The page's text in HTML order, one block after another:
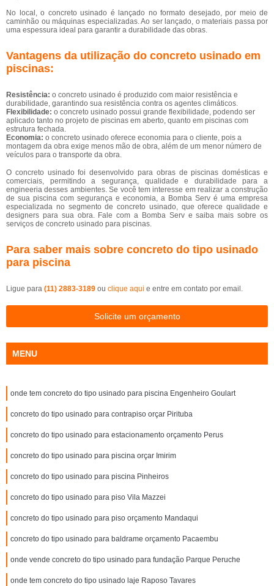
No local, o concreto usinado é lançado no formato desejado, por meio de
caminhão ou máquinas especializadas. Ao ser lançado, o materiais passa por
uma espessura ideal para garantir a durabilidade das obras.
Vantagens da utilização do concreto usinado em
piscinas:
Resistência: o concreto usinado é produzido com maior resistência e
durabilidade, garantindo sua resistência contra os agentes climáticos.
Flexibilidade: o concreto usinado possui grande flexibilidade, podendo ser
aplicado tanto no projeto de piscinas em aberto, quanto em piscinas com
estrutura fechada.
Economia: o concreto usinado oferece economia para o cliente, pois a
montagem da obra exige menos mão de obra, além de um menor número de
veículos para o transporte da obra.
O concreto usinado foi desenvolvido para obras de piscinas domésticas e
comerciais, permitindo a segurança, qualidade e durabilidade para a
engineeria desses ambientes. Se você tem interesse em realizar a construção
de sua piscina com segurança e economia, a Bomba Serv é uma empresa
especializada no segmento de concreto usinado, que oferece qualidade e
designers para sua obra. Fale com a Bomba Serv e saiba mais sobre os
serviços de concreto usinado para piscinas.
Para saber mais sobre concreto do tipo usinado
para piscina
Ligue para (11) 2883-3189 ou clique aqui e entre em contato por email.
Solicite um orçamento
MENU
onde tem concreto do tipo usinado para piscina Engenheiro Goulart
concreto do tipo usinado para contrapiso orçar Pirituba
concreto do tipo usinado para estacionamento orçamento Perus
concreto do tipo usinado para piscina orçar Imirim
concreto do tipo usinado para piscina Pinheiros
concreto do tipo usinado para piso Vila Mazzei
concreto do tipo usinado para piso orçamento Mandaqui
concreto do tipo usinado para baldrame orçamento Pacaembu
onde vende concreto do tipo usinado para fundação Parque Peruche
onde tem concreto do tipo usinado laje Raposo Tavares